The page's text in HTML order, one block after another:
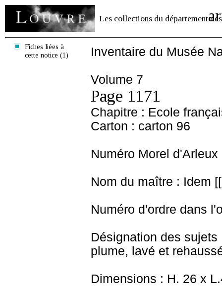
Les collections du département des
Fiches liées à
cette notice (1)
Inventaire du Musée
Volume 7
Page 1171
Chapitre : Ecole
Carton : carton 96
Numéro Morel d'Arleux
Nom du maître : Idem
Numéro d'ordre dans
Désignation des
plume, lavé et
Dimensions : H. 26 x